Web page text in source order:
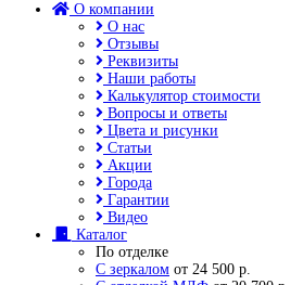
О компании
О нас
Отзывы
Реквизиты
Наши работы
Калькулятор стоимости
Вопросы и ответы
Цвета и рисунки
Статьи
Акции
Города
Гарантии
Видео
Каталог
По отделке
С зеркалом от 24 500 р.